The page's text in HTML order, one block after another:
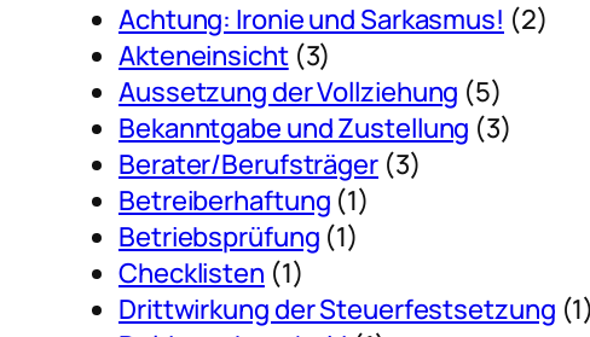
Achtung: Ironie und Sarkasmus! (2)
Akteneinsicht(3)
Aussetzung der Vollziehung (5)
Bekanntgabe und Zustellung (3)
Berater/Berufsträger (3)
Betreiberhaftung (1)
Betriebsprüfung (1)
Checklisten (1)
Drittwirkung der Steuerfestsetzung (1)